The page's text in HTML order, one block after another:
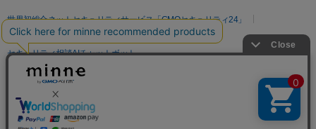
世界初総合ネットセキュリティサービス「GMOセキュリティ24」
パスワード漏洩診断
Webサイトリスク診断
セキュリティ相談AIチャットボット
実在証明・盗聴対策
サイバー攻撃対策（GMO Flatt Security）
セキュリティ事業の軌跡